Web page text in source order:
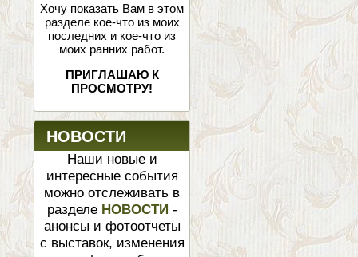
Хочу показать Вам в этом
разделе кое-что из моих
последних и кое-что из
моих ранних работ.
ПРИГЛАШАЮ К
ПРОСМОТРУ!
НОВОСТИ
Наши новые и
интересные события
можно отслеживать в
разделе НОВОСТИ -
анонсы и фотоотчеты
с выставок, изменения